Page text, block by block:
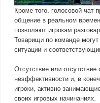
Кроме того, голосовой чат
общение в реальном
позволяют игрокам
Товарищи по команде
ситуации и
Отсутствие или
неэффективности и, в
игроки, активно
своих игровых начинаниях.